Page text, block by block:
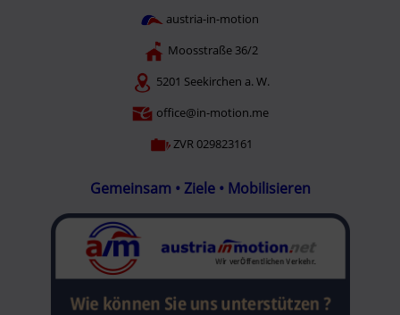
austria-in-motion
Moosstraße 36/2
5201 Seekirchen a. W.
office@in-motion.me
ZVR 029823161
Gemeinsam • Ziele • Mobilisieren